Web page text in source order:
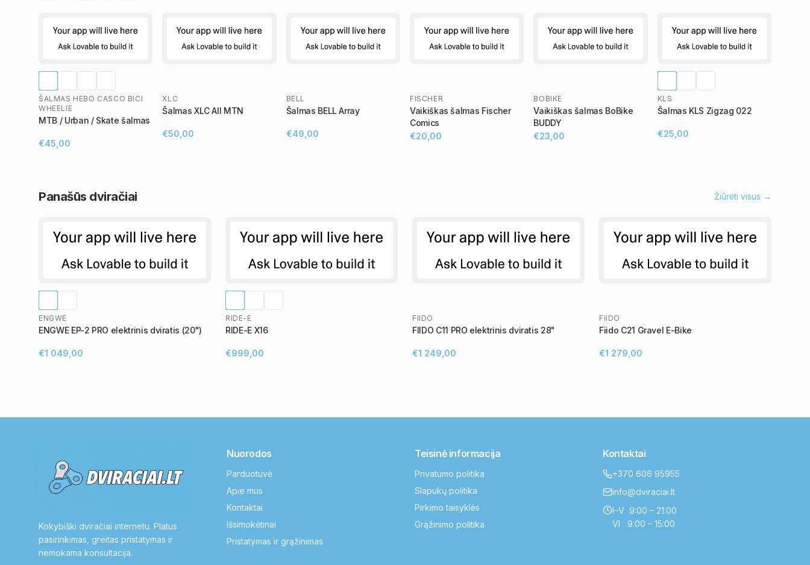
ŠALMAS HEBO CASCO BICI
WHEELIE
MTB / Urban / Skate šalmas
€45,00
XLC
Šalmas XLC All MTN
€50,00
BELL
Šalmas BELL Array
€49,00
FISCHER
Vaikiškas šalmas Fischer
Comics
€20,00
BOBIKE
Vaikiškas šalmas BoBike
BUDDY
€23,00
KLS
Šalmas KLS Zigzag 022
€25,00
Panašūs dviračiai Žiūrėti visus →
ENGWE
ENGWE EP-2 PRO elektrinis dviratis (20")
€1 049,00
RIDE-E
RIDE-E X16
€999,00
FIIDO
FIIDO C11 PRO elektrinis dviratis 28"
€1 249,00
FIIDO
Fiido C21 Gravel E-Bike
€1 279,00
Kokybiški dviračiai internetu. Platus
pasirinkimas, greitas pristatymas ir
nemokama konsultacija.
Nuorodos
Parduotuvė
Apie mus
Kontaktai
Išsimokėtinai
Pristatymas ir grąžinimas
Teisinė informacija
Privatumo politika
Slapukų politika
Pirkimo taisyklės
Grąžinimo politika
Kontaktai
+370 606 95955
info@dviraciai.lt
I–V 9:00 – 21:00
VI 9:00 – 15:00